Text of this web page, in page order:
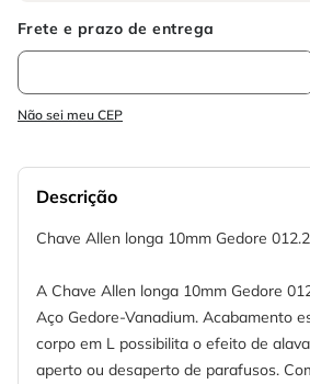
Não sei meu CEP
Descrição
Chave Allen longa 10mm Gedore
A Chave Allen longa 10mm Gedore
Aço Gedore-Vanadium. Acabamento
corpo em L possibilita o efeito de
aperto ou desaperto de parafusos.